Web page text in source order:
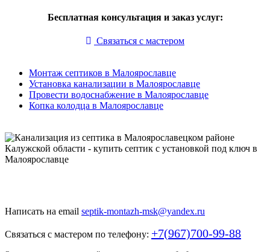
Бесплатная консультация и заказ услуг:
Связаться с мастером
Монтаж септиков в Малоярославце
Установка канализации в Малоярославце
Провести водоснабжение в Малоярославце
Копка колодца в Малоярославце
Написать на email septik-montazh-msk@yandex.ru
Связаться с мастером по телефону: +7(967)700-99-88